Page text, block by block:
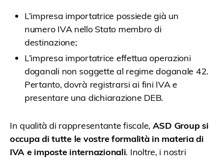
L’impresa importatrice possiede già un
numero IVA nello Stato membro di
destinazione;
L’impresa importatrice effettua operazioni
doganali non soggette al regime doganale 42.
Pertanto, dovrà registrarsi ai fini IVA e
presentare una dichiarazione DEB.
In qualità di rappresentante fiscale, ASD Group si
occupa di tutte le vostre formalità in materia di
IVA e imposte internazionali. Inoltre, i nostri